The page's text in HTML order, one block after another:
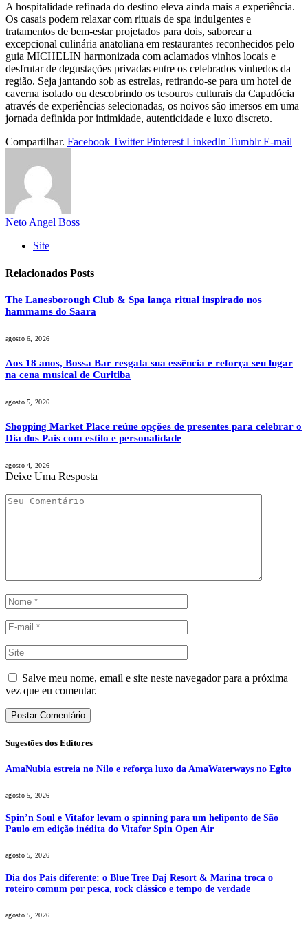
A hospitalidade refinada do destino eleva ainda mais a experiência.
Os casais podem relaxar com rituais de spa indulgentes e
tratamentos de bem-estar projetados para dois, saborear a
excepcional culinária anatoliana em restaurantes reconhecidos pelo
guia MICHELIN harmonizada com aclamados vinhos locais e
desfrutar de degustações privadas entre os celebrados vinhedos da
região. Seja jantando sob as estrelas, retirando-se para um hotel de
caverna isolado ou descobrindo os tesouros culturais da Capadócia
através de experiências selecionadas, os noivos são imersos em uma
jornada definida por intimidade, autenticidade e luxo discreto.
Compartilhar. Facebook Twitter Pinterest LinkedIn Tumblr E-mail
Neto Angel Boss
Site
Relacionados Posts
The Lanesborough Club & Spa lança ritual inspirado nos
hammams do Saara
agosto 6, 2026
Aos 18 anos, Bossa Bar resgata sua essência e reforça seu lugar
na cena musical de Curitiba
agosto 5, 2026
Shopping Market Place reúne opções de presentes para celebrar o
Dia dos Pais com estilo e personalidade
agosto 4, 2026
Deixe Uma Resposta
Salve meu nome, email e site neste navegador para a próxima
vez que eu comentar.
Sugestões dos Editores
AmaNubia estreia no Nilo e reforça luxo da AmaWaterways no Egito
agosto 5, 2026
Spin’n Soul e Vitafor levam o spinning para um heliponto de São
Paulo em edição inédita do Vitafor Spin Open Air
agosto 5, 2026
Dia dos Pais diferente: o Blue Tree Daj Resort & Marina troca o
roteiro comum por pesca, rock clássico e tempo de verdade
agosto 5, 2026